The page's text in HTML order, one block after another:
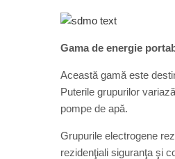
Gama de energie
Această gamă este
Puterile grupurilor
pompe de apă.
Grupurile electrogene
rezidenţiali siguranţa şi